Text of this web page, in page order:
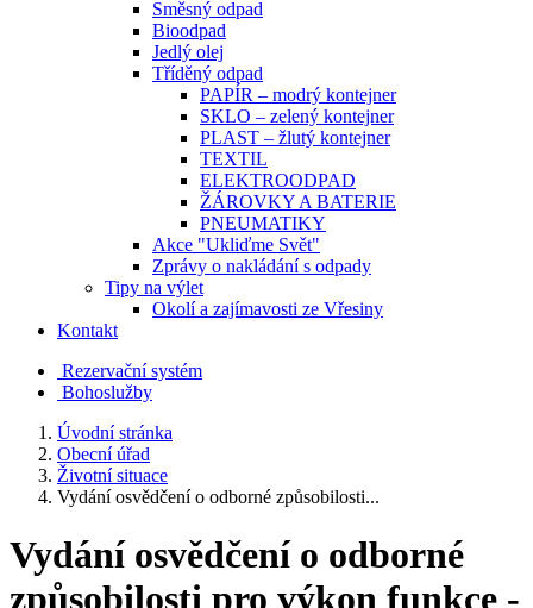
Směsný odpad
Bioodpad
Jedlý olej
Tříděný odpad
PAPÍR – modrý kontejner
SKLO – zelený kontejner
PLAST – žlutý kontejner
TEXTIL
ELEKTROODPAD
ŽÁROVKY A BATERIE
PNEUMATIKY
Akce "Ukliďme Svět"
Zprávy o nakládání s odpady
Tipy na výlet
Okolí a zajímavosti ze Vřesiny
Kontakt
Rezervační systém
Bohoslužby
Úvodní stránka
Obecní úřad
Životní situace
Vydání osvědčení o odborné způsobilosti...
Vydání osvědčení o odborné
způsobilosti pro výkon funkce -